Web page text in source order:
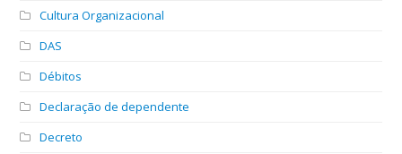
Cultura Organizacional
DAS
Débitos
Declaração de dependente
Decreto